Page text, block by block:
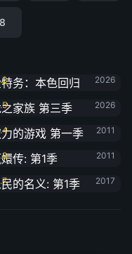
2026
家族 第三季
2026
的游戏 第一季
2011
传: 第1季
2011
的名义: 第1季
2017